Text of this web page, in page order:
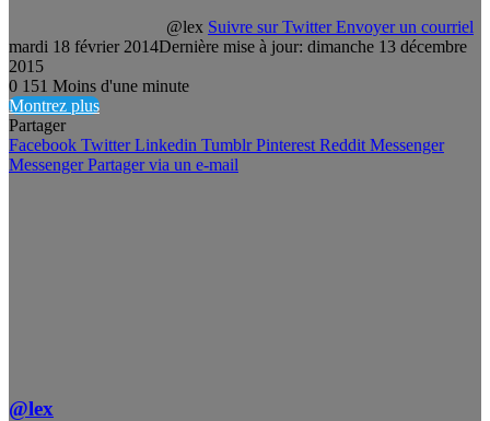
@lex Suivre sur Twitter Envoyer un courriel
mardi 18 février 2014Dernière mise à jour: dimanche 13 décembre
2015
0 151 Moins d'une minute
Montrez plus
Partager
Facebook Twitter Linkedin Tumblr Pinterest Reddit Messenger
Messenger Partager via un e-mail
@lex